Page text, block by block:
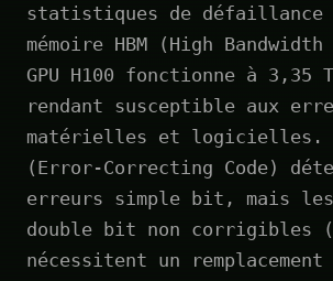
statistiques de défaillance
mémoire HBM (High Bandwidth
GPU H100 fonctionne à 3,35
rendant susceptible aux
matérielles et logicielles.
(Error-Correcting Code)
erreurs simple bit, mais
double bit non corrigibles
nécessitent un remplacement